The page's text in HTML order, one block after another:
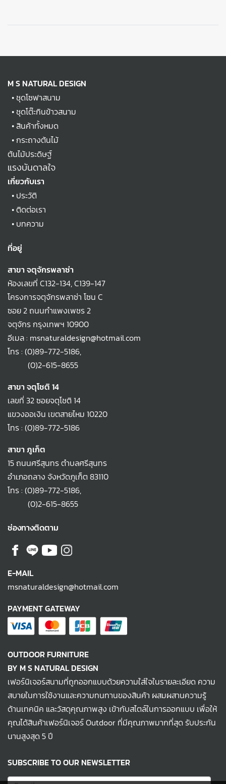
M S NATURAL DESIGN
•ชุดโซฟาสนาม
•ชุดโต๊ะกินข้าวสนาม
•สินค้าทั้งหมด
•กระถางต้นไม้
ต้นไม้ประดิษฐ์
แรงบันดาลใจ
เกี่ยวกับเรา
• ประวัติ
•ติดต่อเรา
• บทความ
ที่อยู่
สาขา จตุจักรพลาซ่า
ห้องเลขที่ C132-134, C139-147
โครงการจตุจักรพลาซ่า โซน C
ซอย 2 ถนนกำแพงเพชร 2
จตุจักร กรุงเทพฯ 10900
อีเมล : msnaturaldesign@hotmail.com
โทร : (0)89-772-5186,
(0)2-615-8655
สาขา จตุโชติ 14
เลขที่ 32 ซอยจตุโชติ 14
แขวงออเงิน เขตสายไหม 10220
โทร : (0)89-772-5186
สาขา ภูเก็ต
15 ถนนศรีสุนทร ตำบลศรีสุนทร
อำเภอถลาง จังหวัดภูเก็ต 83110
โทร : (0)89-772-5186,
(0)2-615-8655
ช่องทางติดตาม
E-MAIL
msnaturaldesign@hotmail.com
PAYMENT GATEWAY
OUTDOOR FURNITURE
BY M S NATURAL DESIGN
เฟอร์นิเจอร์สนามที่ถูกออกแบบด้วยความใส่ใจในรายละเอียด ความ
สบายในการใช้งานและความทนทานของสินค้า ผสมผสานความรู้
ด้านเทคนิค และวัสดุคุณภาพสูง เข้ากับสไตล์ในการออกแบบ เพื่อให้
คุณได้สินค้าเฟอร์นิเจอร์ Outdoor ที่มีคุณภาพมากที่สุด รับประกัน
นานสูงสุด 5 ปี
SUBSCRIBE TO OUR NEWSLETTER